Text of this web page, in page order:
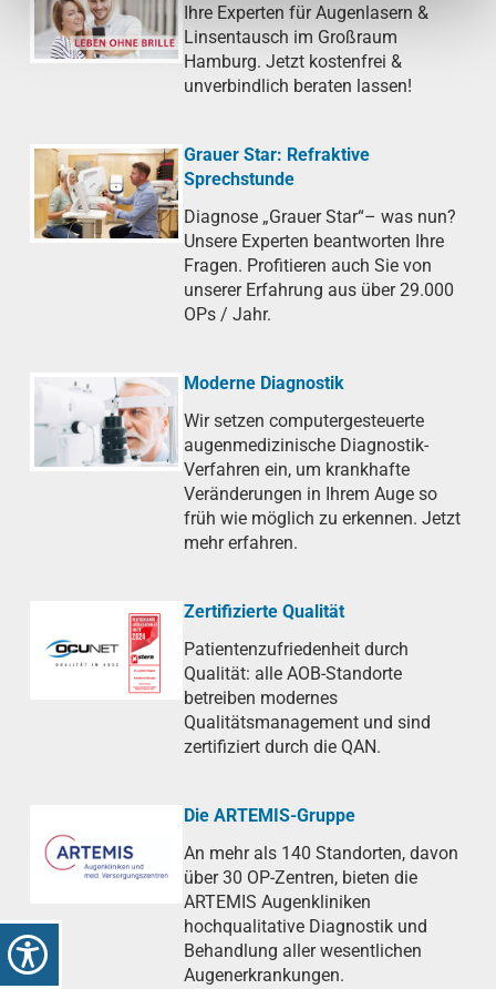
Ihre Experten für Augenlasern &
Linsentausch im Großraum
Hamburg. Jetzt kostenfrei &
unverbindlich beraten lassen!
Grauer Star: Refraktive
Sprechstunde
Diagnose „Grauer Star“– was nun?
Unsere Experten beantworten Ihre
Fragen. Profitieren auch Sie von
unserer Erfahrung aus über 29.000
OPs / Jahr.
Moderne Diagnostik
Wir setzen computergesteuerte
augenmedizinische Diagnostik-
Verfahren ein, um krankhafte
Veränderungen in Ihrem Auge so
früh wie möglich zu erkennen. Jetzt
mehr erfahren.
Zertifizierte Qualität
Patientenzufriedenheit durch
Qualität: alle AOB-Standorte
betreiben modernes
Qualitätsmanagement und sind
zertifiziert durch die QAN.
Die ARTEMIS-Gruppe
An mehr als 140 Standorten, davon
über 30 OP-Zentren, bieten die
ARTEMIS Augenkliniken
hochqualitative Diagnostik und
Behandlung aller wesentlichen
Augenerkrankungen.